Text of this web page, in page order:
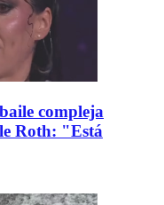
compleja
Roth: "Está